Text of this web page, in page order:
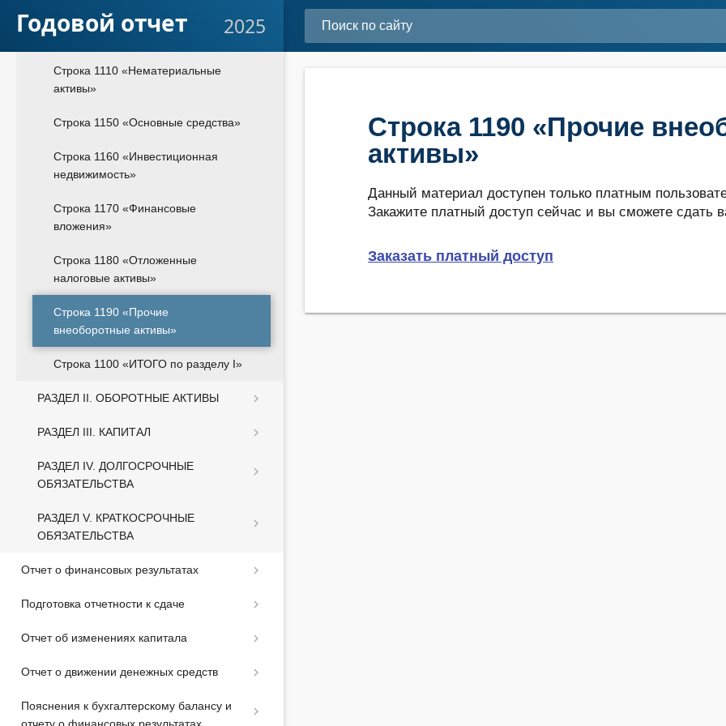
Годовой отчет 2025
Внеоборотные активы
Строка 1110 «Нематериальные
активы»
Строка 1150 «Основные средства»
Строка 1160 «Инвестиционная
недвижимость»
Строка 1170 «Финансовые
вложения»
Строка 1180 «Отложенные
налоговые активы»
Строка 1190 «Прочие
внеоборотные активы»
Строка 1100 «ИТОГО по разделу I»
РАЗДЕЛ II. ОБОРОТНЫЕ АКТИВЫ
РАЗДЕЛ III. КАПИТАЛ
РАЗДЕЛ IV. ДОЛГОСРОЧНЫЕ
ОБЯЗАТЕЛЬСТВА
РАЗДЕЛ V. КРАТКОСРОЧНЫЕ
ОБЯЗАТЕЛЬСТВА
Отчет о финансовых результатах
Подготовка отчетности к сдаче
Отчет об изменениях капитала
Отчет о движении денежных средств
Пояснения к бухгалтерскому балансу и
Строка 1190 «Прочие
активы»
Данный материал доступен только платным
Закажите платный доступ сейчас и вы сможете сдать
Заказать платный доступ